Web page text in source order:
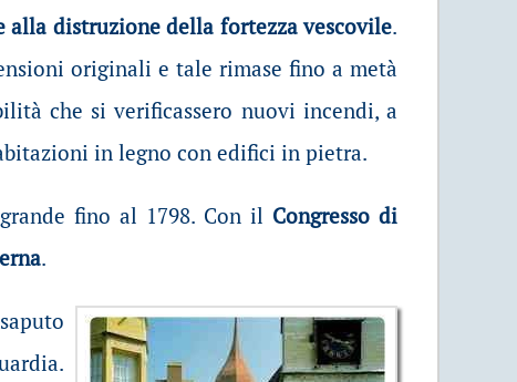
distruzione della fortezza vescovile.
originali e tale rimase fino a metà
che si verificassero nuovi incendi, a
in legno con edifici in pietra.
fino al 1798. Con il Congresso di
.